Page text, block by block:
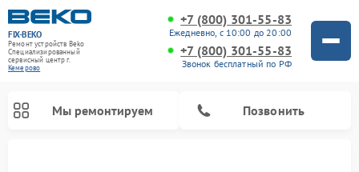
FIX-BEKO
Ремонт устройств Beko
Специализированный
cервисный центр г.
Кемерово
+7 (800) 301-55-83
Ежедневно, с 10:00 до 20:00
+7 (800) 301-55-83
Звонок бесплатный по РФ
Мы ремонтируем Позвонить